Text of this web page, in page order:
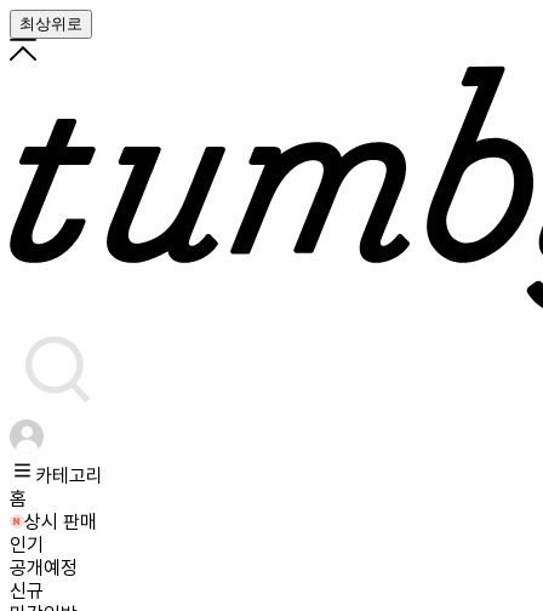
최상위로
카테고리
홈
상시 판매
인기
공개예정
신규